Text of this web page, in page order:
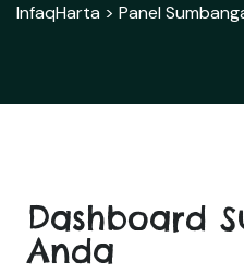
InfaqHarta > Panel
Dashboard
Anda